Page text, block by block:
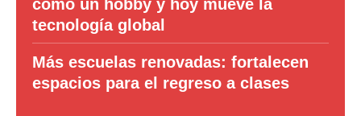
como un hobby y hoy mueve la
tecnología global
Más escuelas renovadas: fortalecen
espacios para el regreso a clases